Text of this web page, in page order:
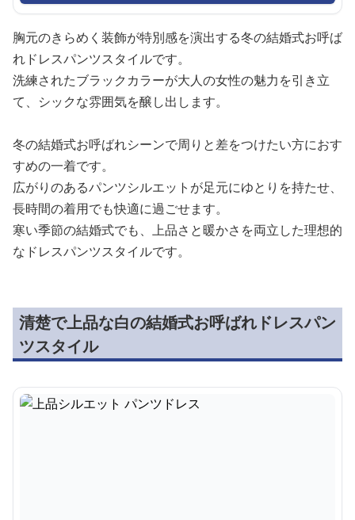
胸元のきらめく装飾が特別感を演出する冬の結婚式お呼ば
れドレスパンツスタイルです。
洗練されたブラックカラーが大人の女性の魅力を引き立
て、シックな雰囲気を醸し出します。
冬の結婚式お呼ばれシーンで周りと差をつけたい方におす
すめの一着です。
広がりのあるパンツシルエットが足元にゆとりを持たせ、
長時間の着用でも快適に過ごせます。
寒い季節の結婚式でも、上品さと暖かさを両立した理想的
なドレスパンツスタイルです。
清楚で上品な白の結婚式お呼ばれドレスパン
ツスタイル